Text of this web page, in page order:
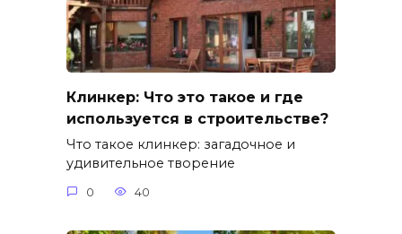
Клинкер: Что это такое и где
используется в строительстве?
Что такое клинкер: загадочное и
удивительное творение
0 40